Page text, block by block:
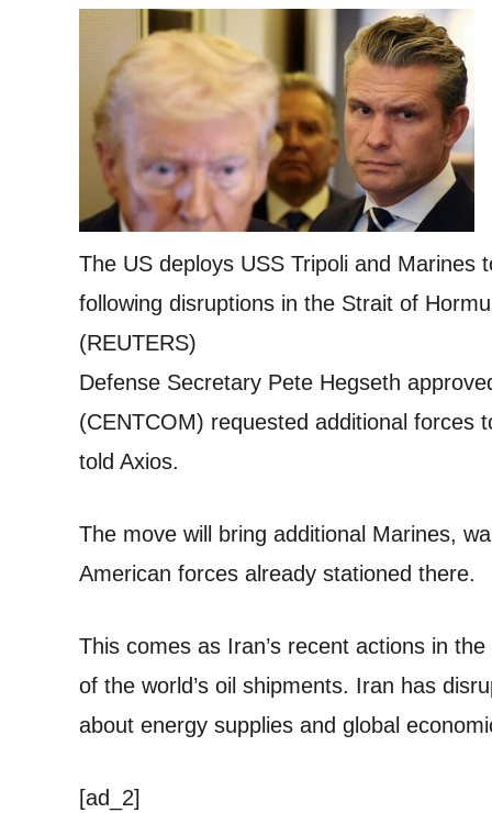
The US deploys USS Tripoli and
following disruptions in the Strait of
(REUTERS)
Defense Secretary Pete Hegseth
(CENTCOM) requested additional forces
told Axios.
The move will bring additional Marines,
American forces already stationed there.
This comes as Iran’s recent actions in
of the world’s oil shipments. Iran has
about energy supplies and global
[ad_2]